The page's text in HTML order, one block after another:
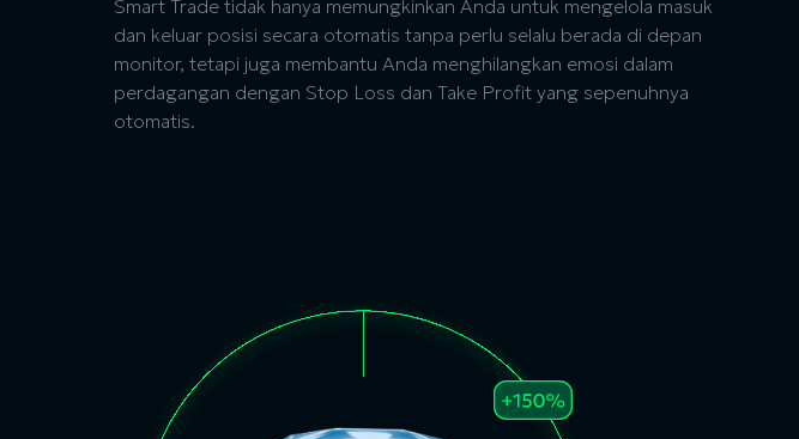
Smart Trade tidak hanya memungkinkan Anda untuk mengelola masuk
dan keluar posisi secara otomatis tanpa perlu selalu berada di depan
monitor, tetapi juga membantu Anda menghilangkan emosi dalam
perdagangan dengan Stop Loss dan Take Profit yang sepenuhnya
otomatis.